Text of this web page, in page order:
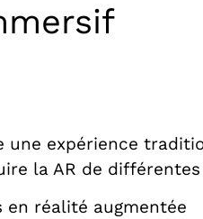
expérience
la AR de différentes
en réalité augmentée